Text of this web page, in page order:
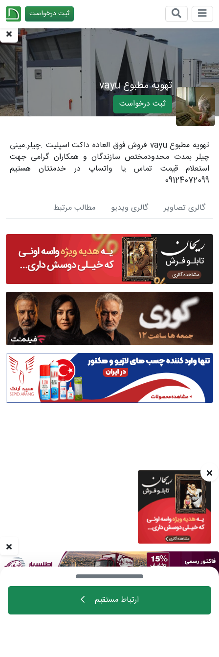
ثبت درخواست
مجله
خانه
اهالی فن
تهویه مطبوع vayu
ثبت درخواست
تهویه مطبوع vayu فروش فوق العاده داکت اسپلیت .چیلر.مینی
چیلر بمدت محدودمختص سازندگان و همکاران گرامی جهت
استعلام قیمت تماس یا واتساپ در خدمتتان هستیم
09124072099
گالری تصاویر گالری ویدیو مطالب مرتبط
ارتباط مستقیم